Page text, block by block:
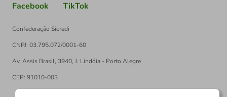
Facebook TikTok
Confederação Sicredi
CNPJ: 03.795.072/0001-60
Av. Assis Brasil, 3940, J. Lindóia - Porto Alegre
CEP: 91010-003